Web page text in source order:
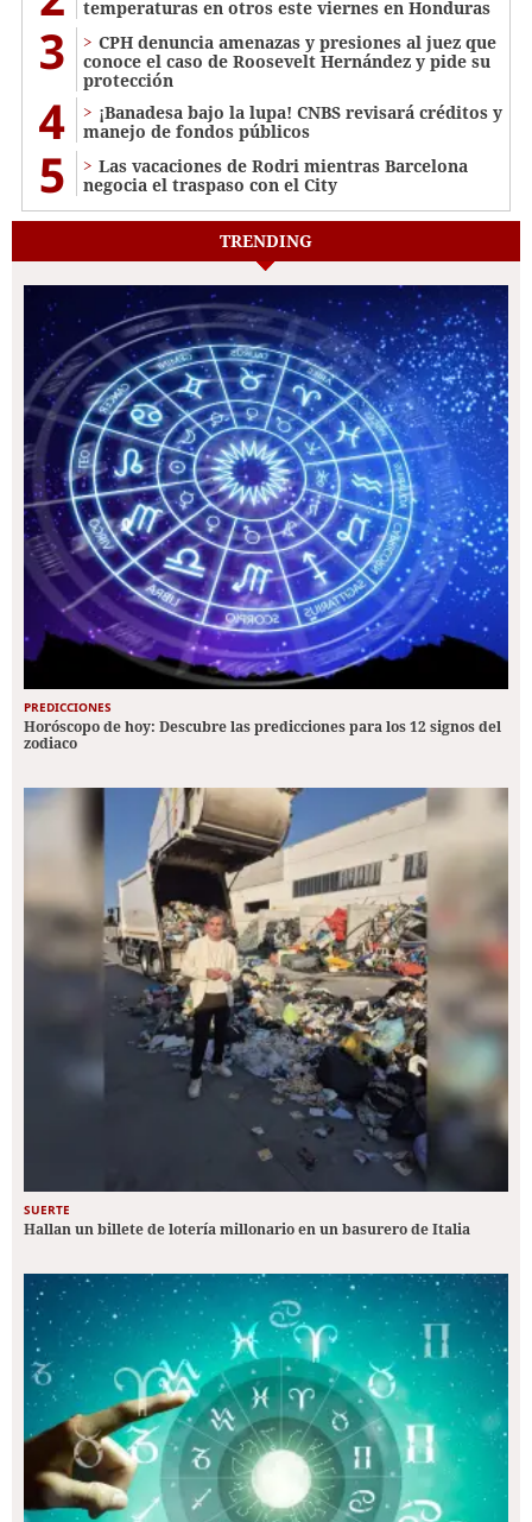
temperaturas en otros este viernes en Honduras
3
CPH denuncia amenazas y presiones al juez que
conoce el caso de Roosevelt Hernández y pide su
protección
4
¡Banadesa bajo la lupa! CNBS revisará créditos y
manejo de fondos públicos
5
Las vacaciones de Rodri mientras Barcelona
negocia el traspaso con el City
TRENDING
PREDICCIONES
Horóscopo de hoy: Descubre las predicciones para los 12 signos del
zodiaco
SUERTE
Hallan un billete de lotería millonario en un basurero de Italia